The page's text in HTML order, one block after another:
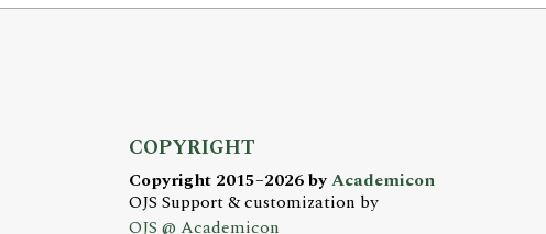
COPYRIGHT
Copyright 2015–2026 byAcademicon
OJS Support & customization by
OJS @ Academicon